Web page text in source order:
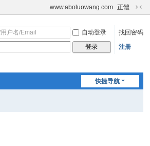
www.aboluowang.com 正體
切
到
自动登录
找回密码
登录 注册
快捷导航